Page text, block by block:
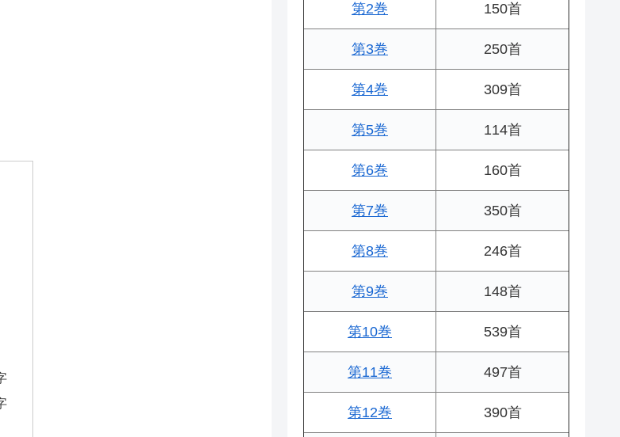
第2巻 150首
第3巻 250首
第4巻 309首
第5巻 114首
第6巻 160首
第7巻 350首
第8巻 246首
第9巻 148首
第10巻 539首
第11巻 497首
第12巻 390首